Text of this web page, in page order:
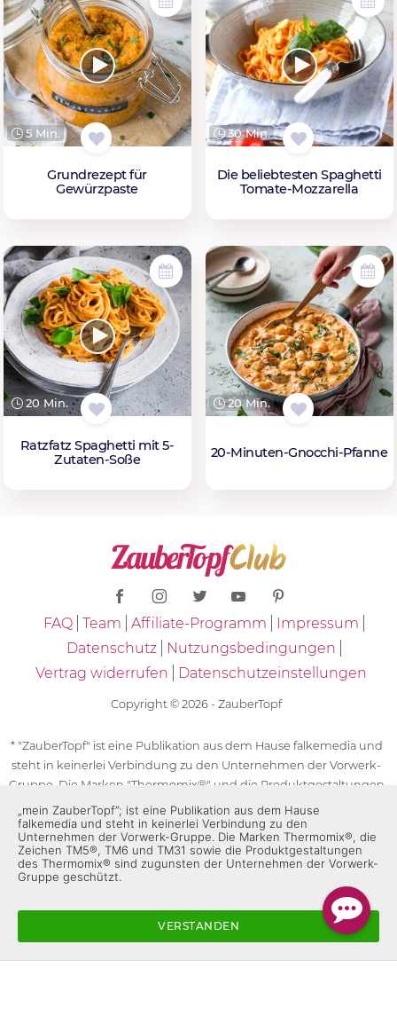
5 Min.
Grundrezept für
Gewürzpaste
30 Min.
Die beliebtesten Spaghetti
Tomate-Mozzarella
20 Min.
Ratzfatz Spaghetti mit 5-
Zutaten-Soße
20 Min.
20-Minuten-Gnocchi-Pfanne
FAQ Team Affiliate-Programm
Impressum
Datenschutz
Nutzungsbedingungen
Vertrag widerrufen
Datenschutzeinstellungen
Copyright © 2026 - ZauberTopf
* "ZauberTopf" ist eine Publikation aus dem Hause falkemedia und
steht in keinerlei Verbindung zu den Unternehmen der Vorwerk-
Gruppe. Die Marken "Thermomix®" und die Produktgestaltungen
des "Thermomix®" sind eingetragene Marken der Unternehmen
der Vorwerk-Gruppe. Die Marken Thermomix®, die Zeichen TM5®,
TM6 und TM31 sowie die Produktgestaltungen des Thermomix®
sind zugunsten der Unternehmen der Vorwerk-Gruppe
geschützt. Für die Rezeptangaben in "ZauberTopf" ist
„mein ZauberTopf”; ist eine Publikation aus dem Hause
falkemedia und steht in keinerlei Verbindung zu den
Unternehmen der Vorwerk-Gruppe. Die Marken Thermomix®, die
Zeichen TM5®, TM6 und TM31 sowie die Produktgestaltungen
des Thermomix® sind zugunsten der Unternehmen der Vorwerk-
Gruppe geschützt.
VERSTANDEN